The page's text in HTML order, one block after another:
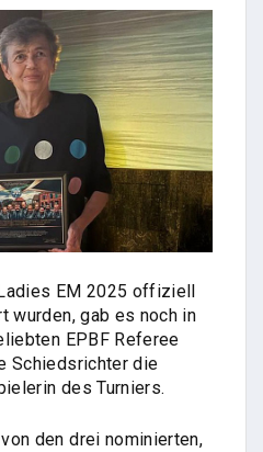
EM 2025 offiziell
wurden, gab es noch in
EPBF Referee
Schiedsrichter die
des Turniers.
den drei nominierten,